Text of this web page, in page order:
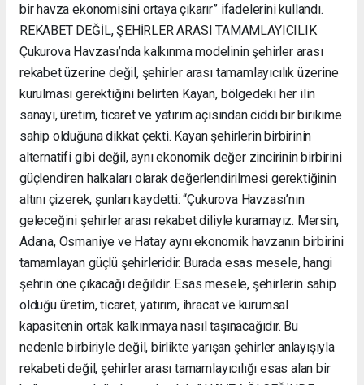
bir havza ekonomisini ortaya çıkarır” ifadelerini kullandı.
REKABET DEĞİL, ŞEHİRLER ARASI TAMAMLAYICILIK
Çukurova Havzası’nda kalkınma modelinin şehirler arası
rekabet üzerine değil, şehirler arası tamamlayıcılık üzerine
kurulması gerektiğini belirten Kayan, bölgedeki her ilin
sanayi, üretim, ticaret ve yatırım açısından ciddi bir birikime
sahip olduğuna dikkat çekti. Kayan şehirlerin birbirinin
alternatifi gibi değil, aynı ekonomik değer zincirinin birbirini
güçlendiren halkaları olarak değerlendirilmesi gerektiğinin
altını çizerek, şunları kaydetti: “Çukurova Havzası’nın
geleceğini şehirler arası rekabet diliyle kuramayız. Mersin,
Adana, Osmaniye ve Hatay aynı ekonomik havzanın birbirini
tamamlayan güçlü şehirleridir. Burada esas mesele, hangi
şehrin öne çıkacağı değildir. Esas mesele, şehirlerin sahip
olduğu üretim, ticaret, yatırım, ihracat ve kurumsal
kapasitenin ortak kalkınmaya nasıl taşınacağıdır. Bu
nedenle birbiriyle değil, birlikte yarışan şehirler anlayışıyla
rekabeti değil, şehirler arası tamamlayıcılığı esas alan bir